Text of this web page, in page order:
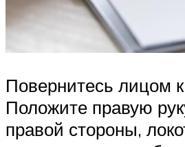
Повернитесь лицом
Положите правую
правой стороны,